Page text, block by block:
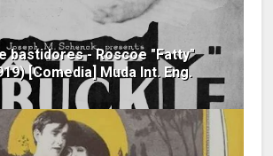
bastidores - Roscoe "Fatty"
[Comedia] Muda Int. Eng.